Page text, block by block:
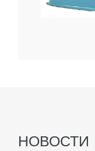
НОВОСТИ